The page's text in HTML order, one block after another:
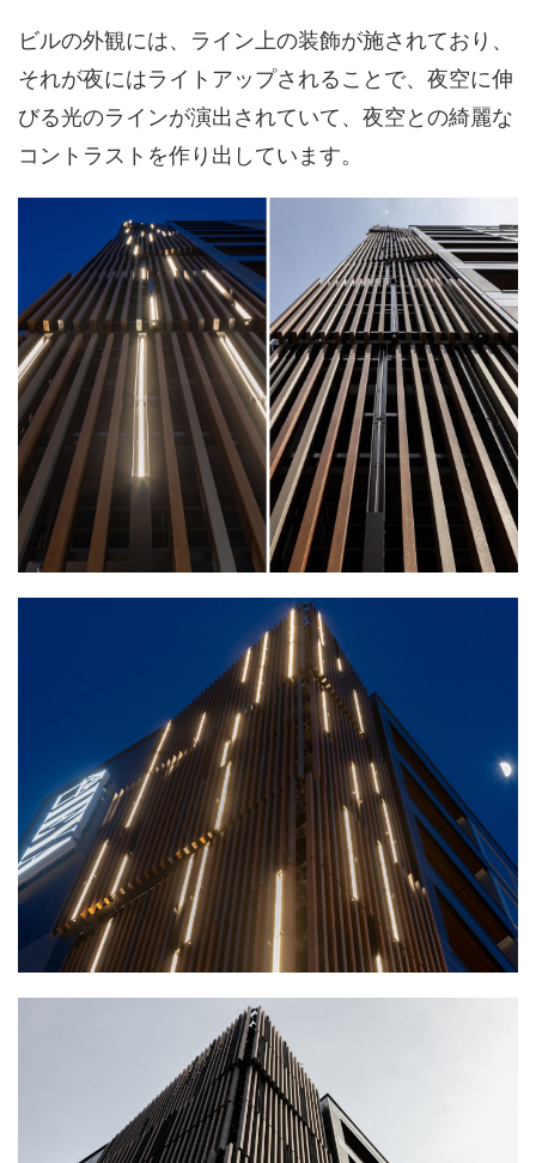
ビルの外観には、ライン上の装飾が施されており、
それが夜にはライトアップされることで、夜空に伸
びる光のラインが演出されていて、夜空との綺麗な
コントラストを作り出しています。